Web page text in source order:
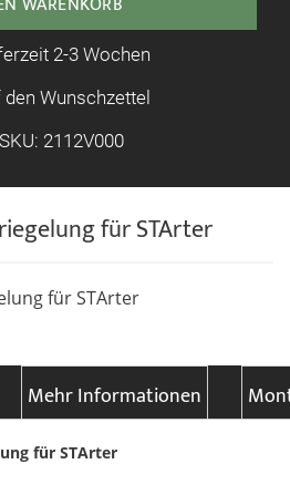
für STArter
2-3 Wochen
Wunschzettel
SKU: 2112V000
für STArter
Mehr Informationen
für STArter